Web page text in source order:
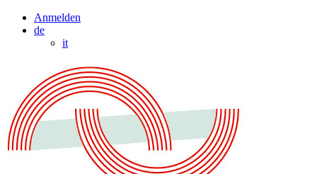
Anmelden
de
it